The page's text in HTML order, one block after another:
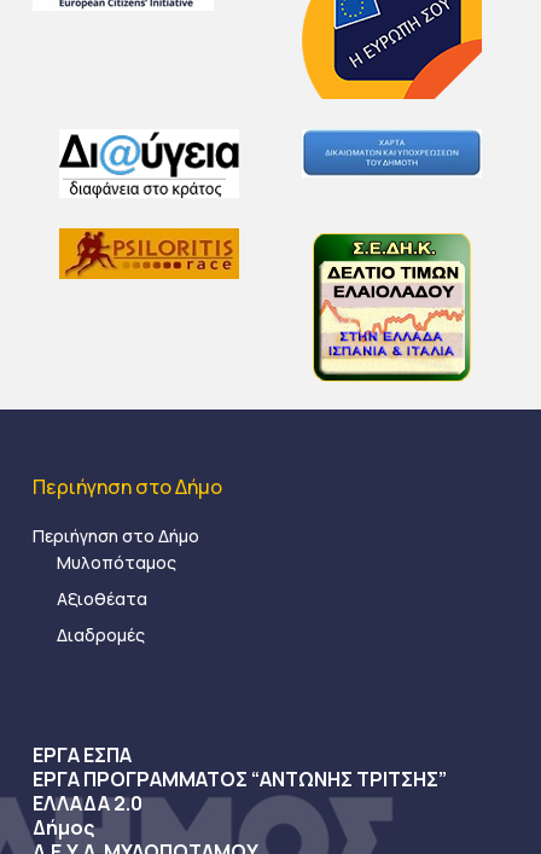
Περιήγηση στο Δήμο
Περιήγηση στο Δήμο
Μυλοπόταμος
Αξιοθέατα
Διαδρομές
ΕΡΓΑ ΕΣΠΑ
ΕΡΓΑ ΠΡΟΓΡΑΜΜΑΤΟΣ “ΑΝΤΩΝΗΣ ΤΡΙΤΣΗΣ”
ΕΛΛΑΔΑ 2.0
Δήμος